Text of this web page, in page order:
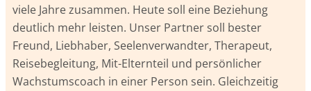
viele Jahre zusammen. Heute soll eine Beziehung
deutlich mehr leisten. Unser Partner soll bester
Freund, Liebhaber, Seelenverwandter, Therapeut,
Reisebegleitung, Mit-Elternteil und persönlicher
Wachstumscoach in einer Person sein. Gleichzeitig